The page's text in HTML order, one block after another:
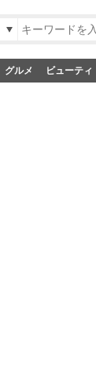
グルメ ビューティ